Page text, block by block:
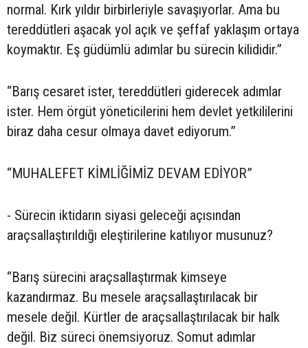
normal. Kırk yıldır birbirleriyle savaşıyorlar. Ama bu
tereddütleri aşacak yol açık ve şeffaf yaklaşım ortaya
koymaktır. Eş güdümlü adımlar bu sürecin kilididir.”
“Barış cesaret ister, tereddütleri giderecek adımlar
ister. Hem örgüt yöneticilerini hem devlet yetkililerini
biraz daha cesur olmaya davet ediyorum.”
“MUHALEFET KİMLİĞİMİZ DEVAM EDİYOR”
- Sürecin iktidarın siyasi geleceği açısından
araçsallaştırıldığı eleştirilerine katılıyor musunuz?
“Barış sürecini araçsallaştırmak kimseye
kazandırmaz. Bu mesele araçsallaştırılacak bir
mesele değil. Kürtler de araçsallaştırılacak bir halk
değil. Biz süreci önemsiyoruz. Somut adımlar